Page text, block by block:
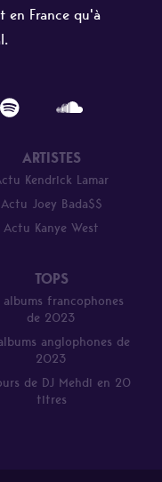
en France qu'à
ARTISTES
Kendrick Lamar
Actu Joey Bada$$
Actu Kanye West
TOPS
albums francophones
de 2023
anglophones de
2023
de DJ Mehdi en 20
titres